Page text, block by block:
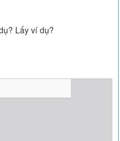
Lấy ví dụ?